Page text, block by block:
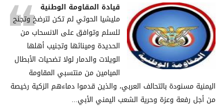
قيادة المقاومة الوطنية
مليشيا الحوثي لم تكن لترضخ وتجنح
للسلم وتوافق على الانسحاب من
الحديدة ومينائها وتجنيب أهلها
الويلات والدمار لولا تضحيات الأبطال
الميامين من منتسبي المقاومة
اليمنية مسنودة بالتحالف العربي، والذين قدموا دماءهم الزكية رخيصة
من أجل رفعة وعزة وحرية الشعب اليمني الأبي...